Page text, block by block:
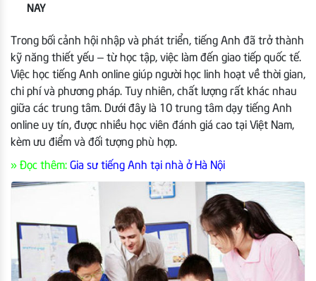
NAY
Trong bối cảnh hội nhập và phát triển, tiếng Anh đã trở thành
kỹ năng thiết yếu – từ học tập, việc làm đến giao tiếp quốc tế.
Việc học tiếng Anh online giúp người học linh hoạt về thời gian,
chi phí và phương pháp. Tuy nhiên, chất lượng rất khác nhau
giữa các trung tâm. Dưới đây là 10 trung tâm dạy tiếng Anh
online uy tín, được nhiều học viên đánh giá cao tại Việt Nam,
kèm ưu điểm và đối tượng phù hợp.
» Đọc thêm: Gia sư tiếng Anh tại nhà ở Hà Nội